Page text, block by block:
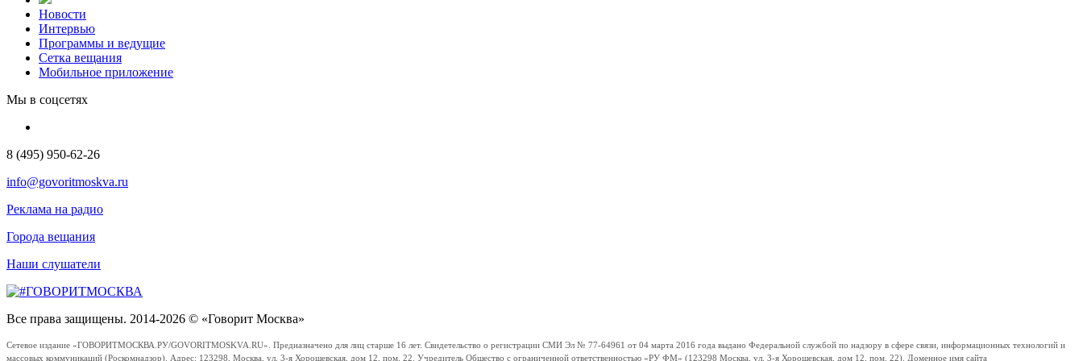
Новости
Интервью
Программы и ведущие
Сетка вещания
Мобильное приложение
Мы в соцсетях
8 (495) 950-62-26
info@govoritmoskva.ru
Реклама на радио
Города вещания
Наши слушатели
Все права защищены. 2014-2026 © «Говорит Москва»
Сетевое издание «ГОВОРИТМОСКВА.РУ/GOVORITMOSKVA.RU». Предназначено для лиц старше 16 лет. Свидетельство о регистрации СМИ Эл № 77-64961 от 04 марта 2016 года выдано Федеральной службой по надзору в сфере связи, информационных технологий и
массовых коммуникаций (Роскомнадзор). Адрес: 123298, Москва, ул. 3-я Хорошевская, дом 12, пом. 22. Учредитель Общество с ограниченной ответственностью «РУ ФМ» (123298 Москва, ул. 3-я Хорошевская, дом 12, пом. 22). Доменное имя сайта